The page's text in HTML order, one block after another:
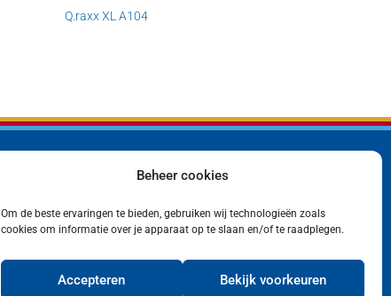
Beheer cookies
Om de beste ervaringen te bieden, gebruiken wij technologieën zoals
cookies om informatie over je apparaat op te slaan en/of te raadplegen.
Accepteren Bekijk voorkeuren
Q.raxx XL A104
Contact
Privacyverklaring